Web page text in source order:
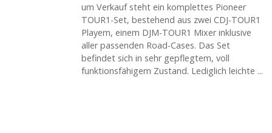
um Verkauf steht ein komplettes Pioneer
TOUR1-Set, bestehend aus zwei CDJ-TOUR1
Playern, einem DJM-TOUR1 Mixer inklusive
aller passenden Road-Cases. Das Set
befindet sich in sehr gepflegtem, voll
funktionsfähigem Zustand. Lediglich leichte ...